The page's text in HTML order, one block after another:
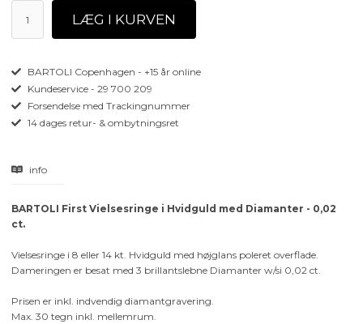
BARTOLI Copenhagen - +15 år online
Kundeservice - 29 700 209
Forsendelse med Trackingnummer
14 dages retur- & ombytningsret
info
BARTOLI First Vielsesringe i Hvidguld med Diamanter - 0,02
ct.
Vielsesringe i 8 eller 14 kt. Hvidguld med højglans poleret overflade.
Dameringen er besat med 3 brillantslebne Diamanter w/si 0,02 ct.
Prisen er inkl. indvendig diamantgravering.
Max. 30 tegn inkl. mellemrum.